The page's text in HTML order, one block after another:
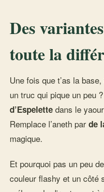
Des
toute la
Une fois que t’as la
un truc qui pique un peu
d’Espelette dans le
Remplace l’aneth par de
magique.
Et pourquoi pas un peu de
couleur flashy et un côté